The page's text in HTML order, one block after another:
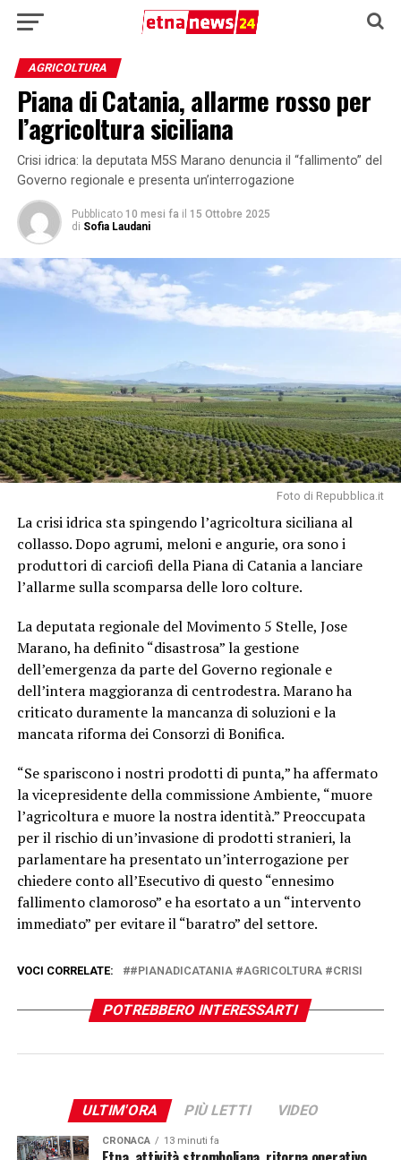
AGRICOLTURA
Piana di Catania, allarme rosso per
l’agricoltura siciliana
Crisi idrica: la deputata M5S Marano denuncia il “fallimento” del
Governo regionale e presenta un’interrogazione
Pubblicato 10 mesi fa il 15 Ottobre 2025
di Sofia Laudani
Foto di Repubblica.it
La crisi idrica sta spingendo l’agricoltura siciliana al
collasso. Dopo agrumi, meloni e angurie, ora sono i
produttori di carciofi della Piana di Catania a lanciare
l’allarme sulla scomparsa delle loro colture.
La deputata regionale del Movimento 5 Stelle, Jose
Marano, ha definito “disastrosa” la gestione
dell’emergenza da parte del Governo regionale e
dell’intera maggioranza di centrodestra. Marano ha
criticato duramente la mancanza di soluzioni e la
mancata riforma dei Consorzi di Bonifica.
“Se spariscono i nostri prodotti di punta,” ha affermato
la vicepresidente della commissione Ambiente, “muore
l’agricoltura e muore la nostra identità.” Preoccupata
per il rischio di un’invasione di prodotti stranieri, la
parlamentare ha presentato un’interrogazione per
chiedere conto all’Esecutivo di questo “ennesimo
fallimento clamoroso” e ha esortato a un “intervento
immediato” per evitare il “baratro” del settore.
VOCI CORRELATE: #PIANADICATANIA #AGRICOLTURA #CRISI
POTREBBERO INTERESSARTI
ULTIM'ORA PIÙ LETTI VIDEO
CRONACA 13 minuti fa